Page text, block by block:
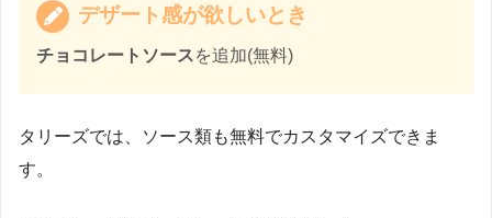
デザート感が欲しいとき
チョコレートソースを追加(無料)
タリーズでは、ソース類も無料でカスタマイズできま
す。